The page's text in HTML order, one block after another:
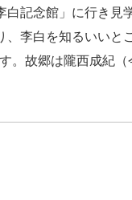
記念館」に行き見
李白を知るいいと
。故郷は隴西成紀（